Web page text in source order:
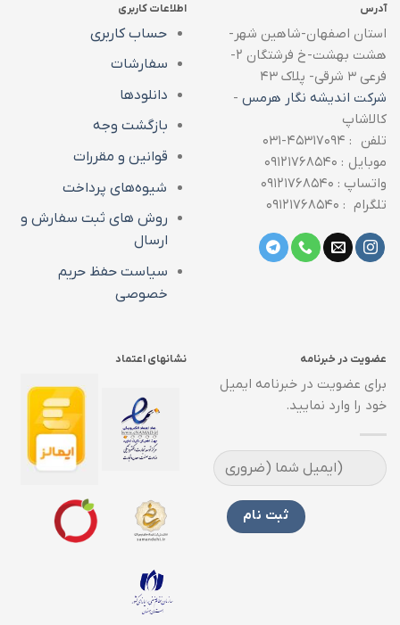
آدرس
استان اصفهان-شاهین شهر-
هشت بهشت-خ فرشتگان ۲-
فرعی ۳ شرقی- پلاک ۴۳
شرکت اندیشه نگار هرمس -
کالاشاپ
تلفن : ۴۵۳۱۷۰۹۴-۰۳۱
موبایل : ۰۹۱۲۱۷۶۸۵۴۰
واتساپ : ۰۹۱۲۱۷۶۸۵۴۰
تلگرام : ۰۹۱۲۱۷۶۸۵۴۰
اطلاعات کاربری
حساب کاربری
سفارشات
دانلودها
بازگشت وجه
قوانین و مقررات
شیوه‌های پرداخت
روش های ثبت سفارش و
ارسال
سیاست حفظ حریم
خصوصی
عضویت در خبرنامه
برای عضویت در خبرنامه ایمیل
خود را وارد نمایید.
نشانهای اعتماد